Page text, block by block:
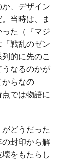
、デザイン
当時は、ま
た（『マジ
戦乱のゼン
的に先のこ
なるのかが
らなの
では物語に
どうだった
封印から解
をもたらし